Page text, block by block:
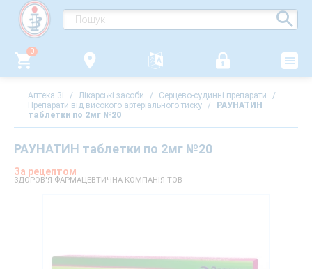
0
Аптека 3i / Лікарські засоби / Серцево-судинні препарати
/
Препарати від високого артеріального тиску /
РАУНАТИН
таблетки по 2мг №20
РАУНАТИН таблетки по 2мг №20
За рецептом
ЗДОРОВ'Я ФАРМАЦЕВТИЧНА КОМПАНІЯ ТОВ